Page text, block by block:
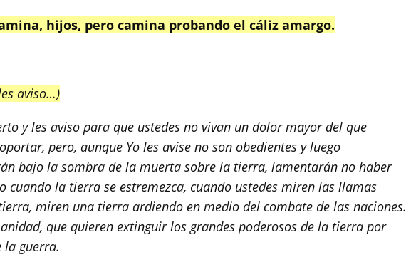
hijos, pero camina probando el cáliz amargo.
aviso…)
y les aviso para que ustedes no vivan un dolor mayor del que
pero, aunque Yo les avise no son obedientes y luego
bajo la sombra de la muerta sobre la tierra, lamentarán no haber
cuando la tierra se estremezca, cuando ustedes miren las llamas
miren una tierra ardiendo en medio del combate de las naciones.
que quieren extinguir los grandes poderosos de la tierra por
la guerra.